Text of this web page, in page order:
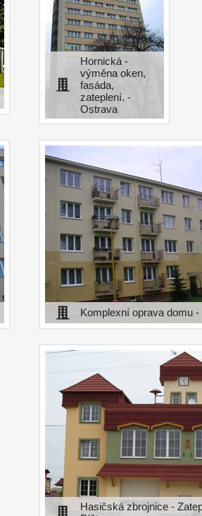
Hornická -
výměna oken,
fasáda,
zateplení. -
Ostrava
Komplexní oprava domu
Hasičská zbrojnice -